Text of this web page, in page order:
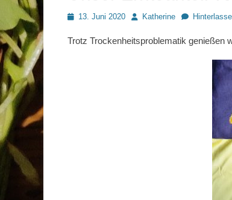
Posted13. Juni 2020 AutorKatherine
Trotz Trockenheitsproblematik genießen